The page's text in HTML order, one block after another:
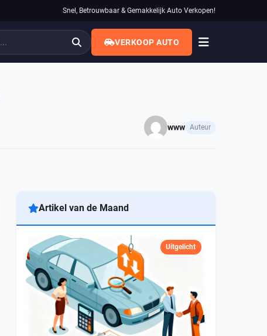
Snel, Betrouwbaar & Gemakkelijk Auto Verkopen!
VERKOOP AUTO
www Auteur
Artikel van de Maand
Uitgelicht